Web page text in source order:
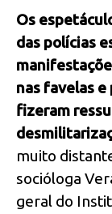
Os
das polícias
nas favelas
fizeram
muito
socióloga
geral do